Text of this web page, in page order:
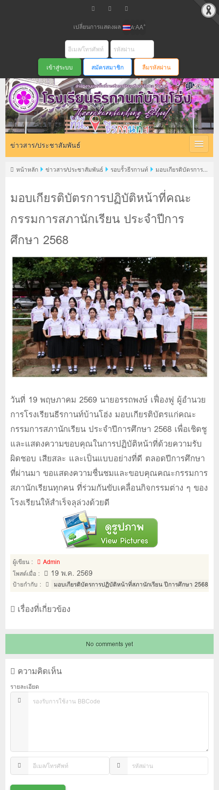
เปลี่ยนการแสดงผล A-AA+
สมัครสมาชิก ลืมรหัสผ่าน
ข่าวสาร/ประชาสัมพันธ์
มอบเกียรติบัตรการปฏิบัติหน้าที่คณะ
กรรมการสภานักเรียน ประจำปีการ
ศึกษา 2568
หน้าหลัก ข่าวสาร/ประชาสัมพันธ์ รอบรั้วธีรกานท์
มอบเกียรติบัตรการ
วันที่ 19 พฤษภาคม 2569 นายอรรถพงษ์ เฟื่องฟู ผู้อำนวย
การโรงเรียนธีรกานท์บ้านโฮ่ง มอบเกียรติบัตรแก่คณะ
กรรมการสภานักเรียน ประจำปีการศึกษา 2568 เพื่อเชิดชู
และแสดงความขอบคุณในการปฏิบัติหน้าที่ด้วยความรับ
ผิดชอบ เสียสละ และเป็นแบบอย่างที่ดี ตลอดปีการศึกษา
ที่ผ่านมา ขอแสดงความชื่นชมและขอบคุณคณะกรรมการ
สภานักเรียนทุกคน ที่ร่วมกันขับเคลื่อนกิจกรรมต่าง ๆ ของ
โรงเรียนให้สำเร็จลุล่วงด้วยดี
ผู้เขียน :
Admin
โพสต์เมื่อ :
19 พ.ค. 2569
ป้ายกำกับ : มอบเกียรติบัตรการปฏิบัติหน้าที่สภานักเรียน ปีการศึกษา 2568
เรื่องที่เกี่ยวข้อง
No comments yet
ความคิดเห็น
รายละเอียด